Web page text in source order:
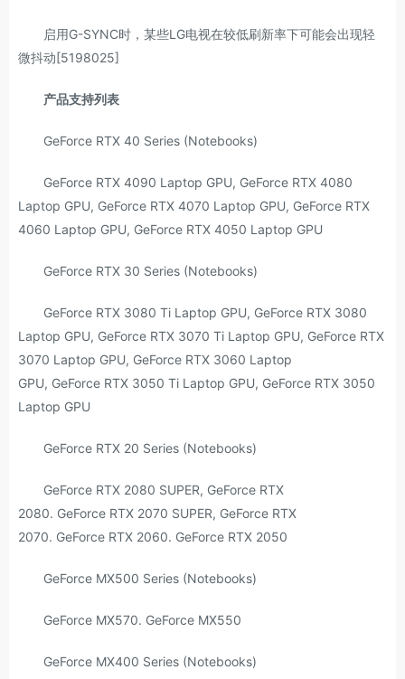
启用G-SYNC时，某些LG电视在较低刷新率下可能会出现轻
微抖动[5198025]
产品支持列表
GeForce RTX 40 Series (Notebooks)
GeForce RTX 4090 Laptop GPU, GeForce RTX 4080
Laptop GPU, GeForce RTX 4070 Laptop GPU, GeForce RTX
4060 Laptop GPU, GeForce RTX 4050 Laptop GPU
GeForce RTX 30 Series (Notebooks)
GeForce RTX 3080 Ti Laptop GPU, GeForce RTX 3080
Laptop GPU, GeForce RTX 3070 Ti Laptop GPU, GeForce RTX
3070 Laptop GPU, GeForce RTX 3060 Laptop
GPU, GeForce RTX 3050 Ti Laptop GPU, GeForce RTX 3050
Laptop GPU
GeForce RTX 20 Series (Notebooks)
GeForce RTX 2080 SUPER, GeForce RTX
2080. GeForce RTX 2070 SUPER, GeForce RTX
2070. GeForce RTX 2060. GeForce RTX 2050
GeForce MX500 Series (Notebooks)
GeForce MX570. GeForce MX550
GeForce MX400 Series (Notebooks)